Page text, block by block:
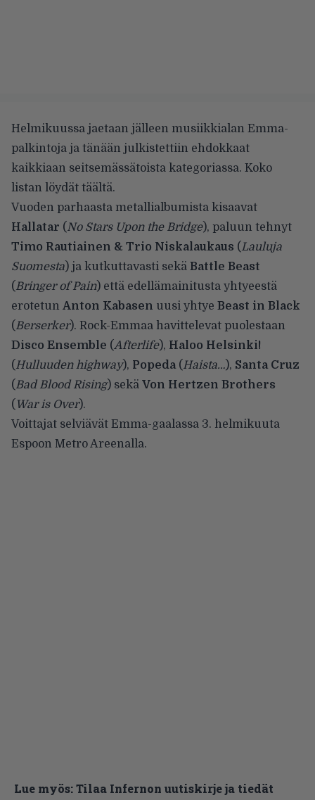
Helmikuussa jaetaan jälleen musiikkialan Emma-
palkintoja ja tänään julkistettiin ehdokkaat
kaikkiaan seitsemässätoista kategoriassa. Koko
listan löydät täältä.
Vuoden parhaasta metallialbumista kisaavat
Hallatar (No Stars Upon the Bridge), paluun tehnyt
Timo Rautiainen & Trio Niskalaukaus (Lauluja
Suomesta) ja kutkuttavasti sekä Battle Beast
(Bringer of Pain) että edellämainitusta yhtyeestä
erotetun Anton Kabasen uusi yhtye Beast in Black
(Berserker). Rock-Emmaa havittelevat puolestaan
Disco Ensemble (Afterlife), Haloo Helsinki!
(Hulluuden highway), Popeda(Haista…), Santa Cruz
(Bad Blood Rising) sekä Von Hertzen Brothers
( War is Over).
Voittajat selviävät Emma-gaalassa 3. helmikuuta
Espoon Metro Areenalla.
Lue myös:Tilaa Infernon uutiskirje ja tiedät